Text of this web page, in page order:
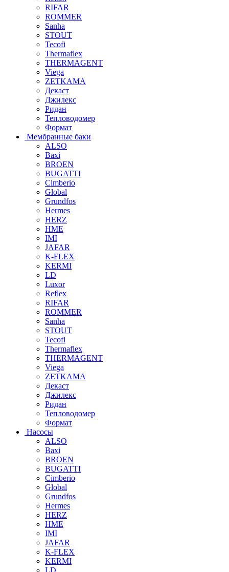
RIFAR
ROMMER
Sanha
STOUT
Tecofi
Thermaflex
THERMAGENT
Viega
ZETKAMA
Декаст
Джилекс
Ридан
Тепловодомер
Формат
Мембранные баки
ALSO
Baxi
BROEN
BUGATTI
Cimberio
Global
Grundfos
Hermes
HERZ
HME
IMI
JAFAR
K-FLEX
KERMI
LD
Luxor
Reflex
RIFAR
ROMMER
Sanha
STOUT
Tecofi
Thermaflex
THERMAGENT
Viega
ZETKAMA
Декаст
Джилекс
Ридан
Тепловодомер
Формат
Насосы
ALSO
Baxi
BROEN
BUGATTI
Cimberio
Global
Grundfos
Hermes
HERZ
HME
IMI
JAFAR
K-FLEX
KERMI
LD